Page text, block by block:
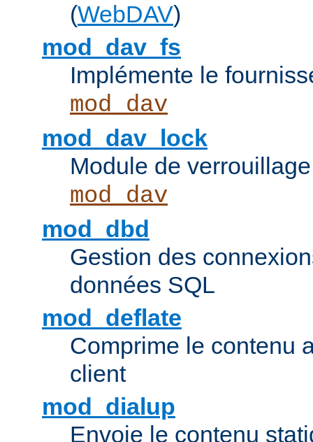
(WebDAV)
mod_dav_fs
Implémente le
mod_dav
mod_dav_lock
Module de
mod_dav
mod_dbd
Gestion des
données SQL
mod_deflate
Comprime le contenu
client
mod_dialup
Envoie le contenu